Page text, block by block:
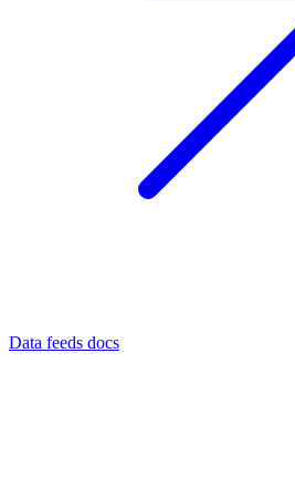
Data feeds docs